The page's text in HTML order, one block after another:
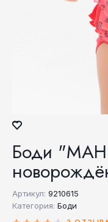
Боди
Артикул: 9210615
Категория: Боди